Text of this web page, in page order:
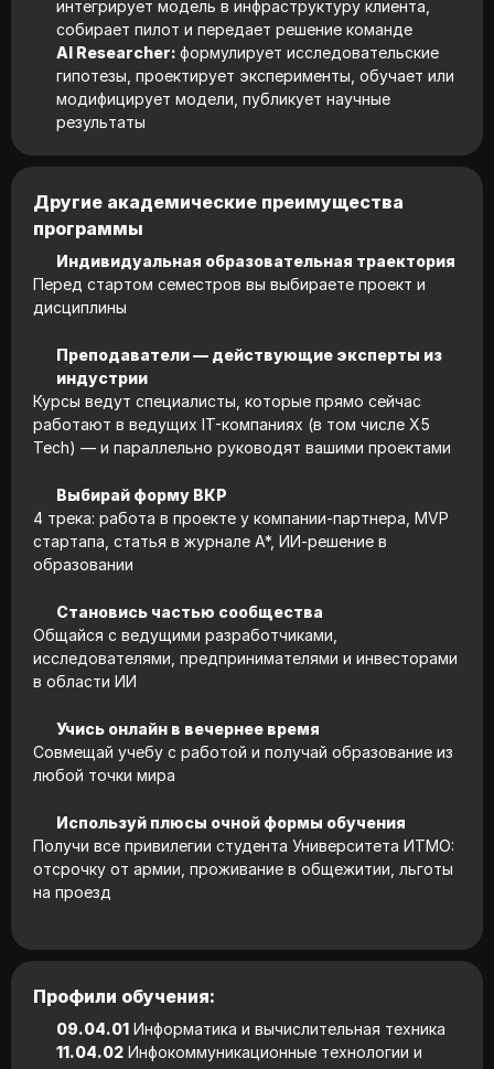
интегрирует модель в инфраструктуру клиента,
собирает пилот и передает решение команде
AI Researcher: формулирует исследовательские
гипотезы, проектирует эксперименты, обучает или
модифицирует модели, публикует научные
результаты
Другие академические преимущества
программы
Индивидуальная образовательная траектория
Перед стартом семестров вы выбираете проект и
дисциплины
Преподаватели — действующие эксперты из
индустрии
Курсы ведут специалисты, которые прямо сейчас
работают в ведущих IT-компаниях (в том числе X5
Tech) — и параллельно руководят вашими проектами
Выбирай форму ВКР
4 трека: работа в проекте у компании-партнера, MVP
стартапа, статья в журнале А*, ИИ-решение в
образовании
Становись частью сообщества
Общайся с ведущими разработчиками,
исследователями, предпринимателями и инвесторами
в области ИИ
Учись онлайн в вечернее время
Совмещай учебу с работой и получай образование из
любой точки мира
Используй плюсы очной формы обучения
Получи все привилегии студента Университета ИТМО:
отсрочку от армии, проживание в общежитии, льготы
на проезд
Профили обучения:
09.04.01 Информатика и вычислительная техника
11.04.02 Инфокоммуникационные технологии и